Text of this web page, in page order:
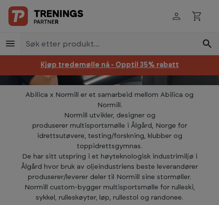
Hopp til innhold
Kjøp tredemølle nå - Opptil 35% rabatt
Multisportmøller utviklet, designet og
produsert i Ålgård, Norge
Abilica x Normill er et samarbeid mellom Abilica og
Normill.
Normill utvikler, designer og
produserer multisportsmølle i Ålgård, Norge for
idrettsutøvere, testing/forskning, klubber og
toppidrettsgymnas.
De har sitt utspring i et høyteknologisk industrimiljø i
Ålgård hvor bruk av oljeindustriens beste leverandører
produserer/leverer deler til Normill sine stormøller.
Normill custom-bygger multisportsmølle for rulleski,
sykkel, rulleskøyter, løp, rullestol og randonee.